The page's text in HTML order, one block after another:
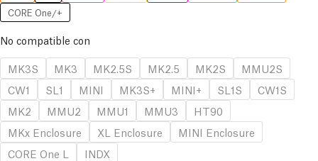
CORE One/+
No compatible con
MK3S
MK3 MK2.5S MK2.5 MK2S
MMU2S
CW1
SL1 MINI MK3S+ MINI+ SL1S
CW1S
MK2
MMU2 MMU1 MMU3
HT90
MKx Enclosure
XL Enclosure
MINI Enclosure
CORE One L
INDX